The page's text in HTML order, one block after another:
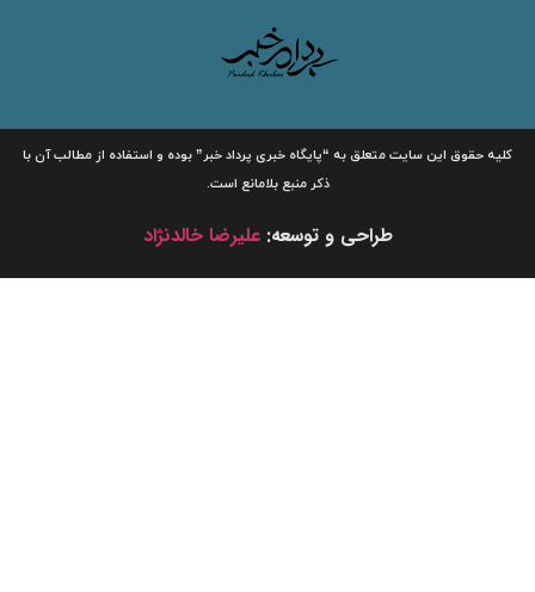
کلیه حقوق این سایت متعلق به“پایگاه خبریپرداد خبر”بوده و استفاده از مطالب آن با
ذکر منبع بلامانع است.
طراحی و توسعه:علیرضا خالدنژاد